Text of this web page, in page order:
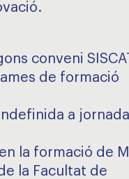
conveni
de formació
a jornada
la formació de
la Facultat de